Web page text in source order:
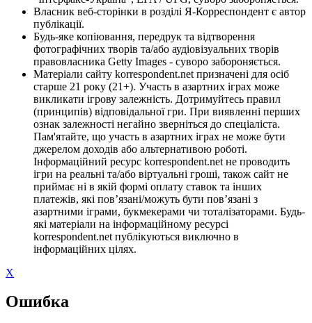
Власник веб-сторінки в розділі Я-Корреспондент є автор
публікації.
Будь-яке копіювання, передрук та відтворення
фотографічних творів та/або аудіовізуальних творів
правовласника Getty Images - суворо забороняється.
Матеріали сайту korrespondent.net призначені для осіб
старше 21 року (21+). Участь в азартних іграх може
викликати ігрову залежність. Дотримуйтесь правил
(принципів) відповідальної гри. При виявленні перших
ознак залежності негайно зверніться до спеціаліста.
Пам'ятайте, що участь в азартних іграх не може бути
джерелом доходів або альтернативою роботі.
Інформаційний ресурс korrespondent.net не проводить
ігри на реальні та/або віртуальні гроші, також сайт не
приймає ні в якій формі оплату ставок та інших
платежів, які пов’язані/можуть бути пов’язані з
азартними іграми, букмекерами чи тоталізаторами. Будь-
які матеріали на інформаційному ресурсі
korrespondent.net публікуються виключно в
інформаційних цілях.
X
Ошибка